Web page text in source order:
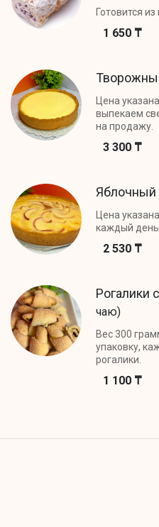
Готовится
1 650 ₸
Цена
выпекаем
на продажу.
3 300 ₸
Яблочный
Цена
каждый день.
2 530 ₸
Рогалики
чаю)
Вес 300
упаковку,
рогалики.
1 100 ₸